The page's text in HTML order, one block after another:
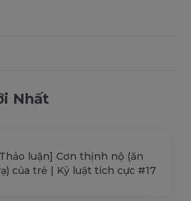
Nhất
luận] Cơn thịnh nộ (ăn
của trẻ | Kỷ luật tích cực #17